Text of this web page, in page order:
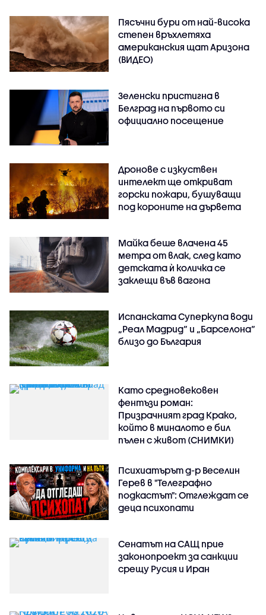
Пясъчни бури от най-висока
степен връхлетяха
американския щат Аризона
(ВИДЕО)
Зеленски пристигна в
Белград на първото си
официално посещение
Дронове с изкуствен
интелект ще откриват
горски пожари, бушуващи
под короните на дървета
Майка беше влачена 45
метра от влак, след като
детската ѝ количка се
заклещи във вагона
Испанската Суперкупа води
„Реал Мадрид“ и „Барселона“
близо до България
Като средновековен
фентъзи роман:
Призрачният град Крако,
който в миналото е бил
пълен с живот (СНИМКИ)
Психиатърът д-р Веселин
Герев в "Телеграфно
подкастът": Отглеждат се
деца психопати
Сенатът на САЩ прие
законопроект за санкции
срещу Русия и Иран